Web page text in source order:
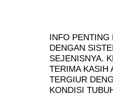
INFO PENTING
DENGAN
SEJENISNYA.
TERIMA KASIH
TERGIUR
KONDISI